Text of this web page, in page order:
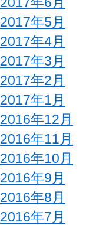
2017年5月
2017年4月
2017年3月
2017年2月
2017年1月
2016年12月
2016年11月
2016年10月
2016年9月
2016年8月
2016年7月